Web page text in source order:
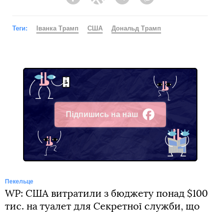
FacebookTwitter Telegram
Теги: Іванка Трамп США Дональд Трамп
Підпишись на наш
Facebook
Пекельце
WP: США витратили з бюджету понад $100
тис. на туалет для Секретної служби, що